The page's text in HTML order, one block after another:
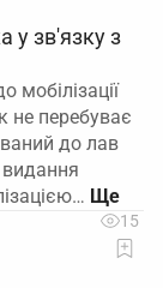
— через
наказів і
зміни
у зв'язку з
не перебуває
до лав
15